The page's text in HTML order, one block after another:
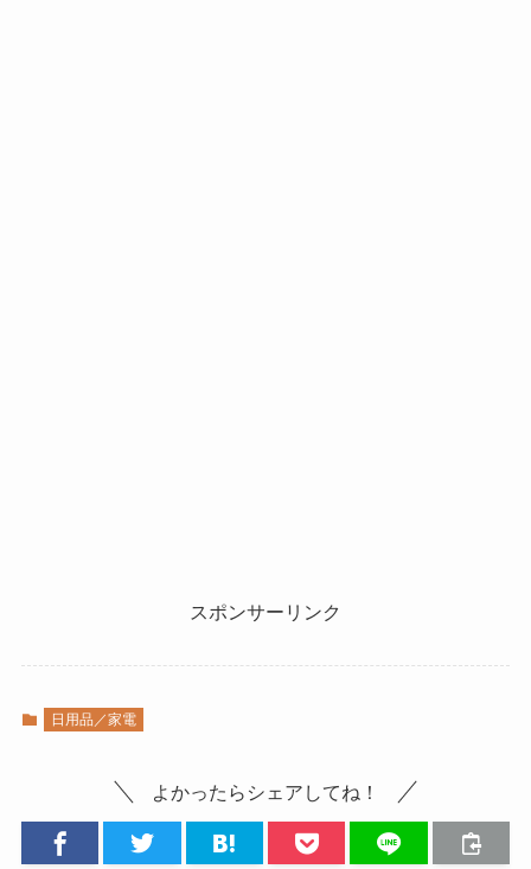
スポンサーリンク
日用品／家電
よかったらシェアしてね！